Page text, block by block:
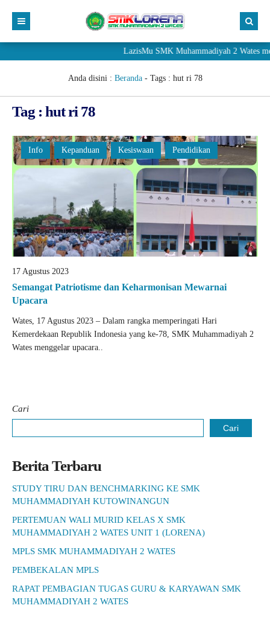
LazisMu SMK Muhammadiyah 2 Wates
Anda disini : Beranda- Tags : hut ri 78
Tag : hut ri 78
Info Kepanduan Kesiswaan Pendidikan
17 Agustus 2023
Semangat Patriotisme dan Keharmonisan Mewarnai
Upacara
Wates, 17 Agustus 2023 – Dalam rangka memperingati Hari
Kemerdekaan Republik Indonesia yang ke-78, SMK Muhammadiyah 2
Wates menggelar upacara..
Cari
Cari
Berita Terbaru
STUDY TIRU DAN BENCHMARKING KE SMK
MUHAMMADIYAH KUTOWINANGUN
PERTEMUAN WALI MURID KELAS X SMK
MUHAMMADIYAH 2 WATES UNIT 1 (LORENA)
MPLS SMK MUHAMMADIYAH 2 WATES
PEMBEKALAN MPLS
RAPAT PEMBAGIAN TUGAS GURU & KARYAWAN SMK
MUHAMMADIYAH 2 WATES